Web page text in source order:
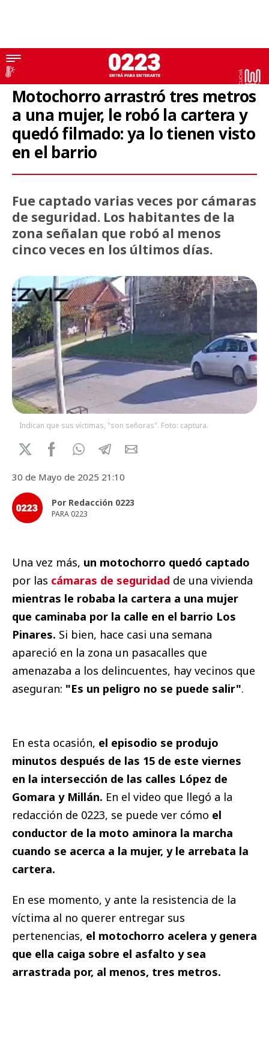
Video
Motochorro arrastró tres metros
a una mujer, le robó la cartera y
quedó filmado: ya lo tienen visto
en el barrio
Fue captado varias veces por cámaras
de seguridad. Los habitantes de la
zona señalan que robó al menos
cinco veces en los últimos días.
Indican que sus víctimas, "son señoras". Foto: captura.
30 de Mayo de 2025 21:10
Por Redacción 0223
PARA 0223
Una vez más, un motochorro quedó captado
por las cámaras de seguridad de una vivienda
mientras le robaba la cartera a una mujer
que caminaba por la calle en el barrio Los
Pinares. Si bien, hace casi una semana
apareció en la zona un pasacalles que
amenazaba a los delincuentes, hay vecinos que
aseguran: "Es un peligro no se puede salir".
En esta ocasión, el episodio se produjo
minutos después de las 15 de este viernes
en la intersección de las calles López de
Gomara y Millán. En el video que llegó a la
redacción de 0223, se puede ver cómo el
conductor de la moto aminora la marcha
cuando se acerca a la mujer, y le arrebata la
cartera.
En ese momento, y ante la resistencia de la
víctima al no querer entregar sus
pertenencias, el motochorro acelera y genera
que ella caiga sobre el asfalto y sea
arrastrada por, al menos, tres metros.